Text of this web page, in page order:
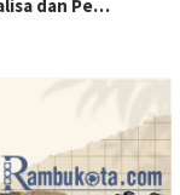
dan Pe…